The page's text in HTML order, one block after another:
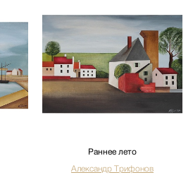
Раннее лето
Александр Трифонов